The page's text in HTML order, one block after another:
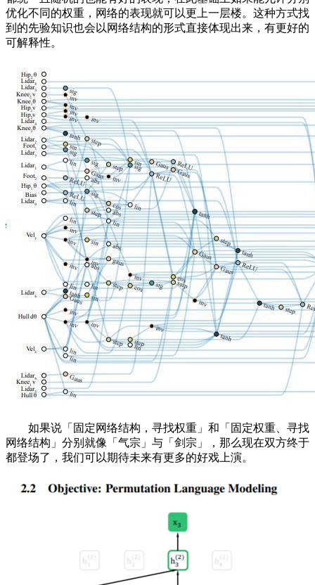
优化不同的权重，网络的表现就可以更上一层楼。这种方式找
到的先验知识也会以网络结构的形式直接体现出来，有更好的
可解释性。
如果说「固定网络结构，寻找权重」和「固定权重、寻找
网络结构」分别就像「气宗」与「剑宗」，那么现在双方终于
都登场了，我们可以期待未来有更多的好戏上演。